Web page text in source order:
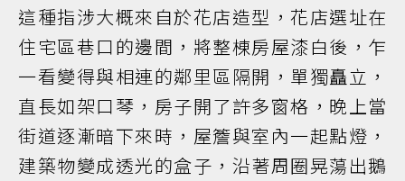
這種指涉大概來自於花店造型，花店選址在
住宅區巷口的邊間，將整棟房屋漆白後，乍
一看變得與相連的鄰里區隔開，單獨矗立，
直長如架口琴，房子開了許多窗格，晚上當
街道逐漸暗下來時，屋簷與室內一起點燈，
建築物變成透光的盒子，沿著周圈晃蕩出鵝